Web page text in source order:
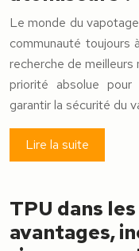
Le monde du
communauté toujours
recherche de
priorité absolue pour
garantir la sécurité du
Lire la suite
TPU dans
avantages,